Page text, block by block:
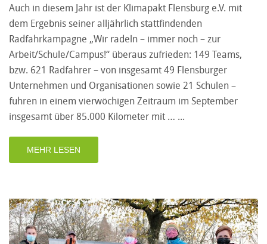
Auch in diesem Jahr ist der Klimapakt Flensburg e.V. mit
dem Ergebnis seiner alljährlich stattfindenden
Radfahrkampagne „Wir radeln – immer noch – zur
Arbeit/Schule/Campus!“ überaus zufrieden: 149 Teams,
bzw. 621 Radfahrer – von insgesamt 49 Flensburger
Unternehmen und Organisationen sowie 21 Schulen –
fuhren in einem vierwöchigen Zeitraum im September
insgesamt über 85.000 Kilometer mit …
MEHR LESEN